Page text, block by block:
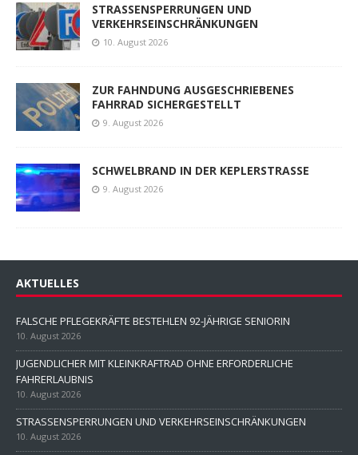
STRASSENSPERRUNGEN UND
VERKEHRSEINSCHRÄNKUNGEN
10. August 2026
ZUR FAHNDUNG AUSGESCHRIEBENES
FAHRRAD SICHERGESTELLT
9. August 2026
SCHWELBRAND IN DER KEPLERSTRASSE
9. August 2026
AKTUELLES
FALSCHE PFLEGEKRÄFTE BESTEHLEN 92-JÄHRIGE SENIORIN
10. August 2026
JUGENDLICHER MIT KLEINKRAFTRAD OHNE ERFORDERLICHE
FAHRERLAUBNIS
10. August 2026
STRASSENSPERRUNGEN UND VERKEHRSEINSCHRÄNKUNGEN
10. August 2026